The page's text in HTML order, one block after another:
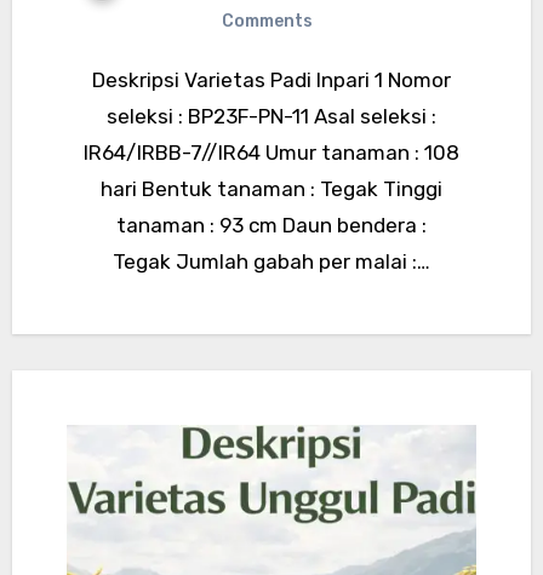
Comments
Deskripsi Varietas Padi Inpari 1 Nomor
seleksi : BP23F-PN-11 Asal seleksi :
IR64/IRBB-7//IR64 Umur tanaman : 108
hari Bentuk tanaman : Tegak Tinggi
tanaman : 93 cm Daun bendera :
Tegak Jumlah gabah per malai :…